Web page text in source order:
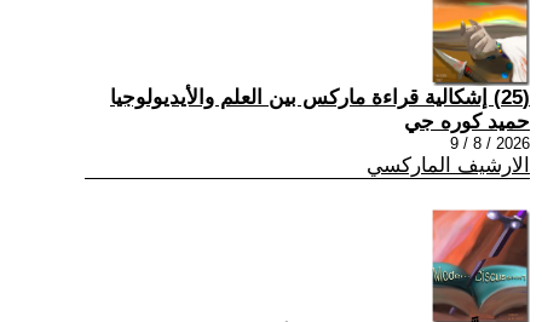
(25) إشكالية قراءة ماركس بين العلم والأيديولوجيا
حميد كوره جي
2026 / 8 / 9
الارشيف الماركسي